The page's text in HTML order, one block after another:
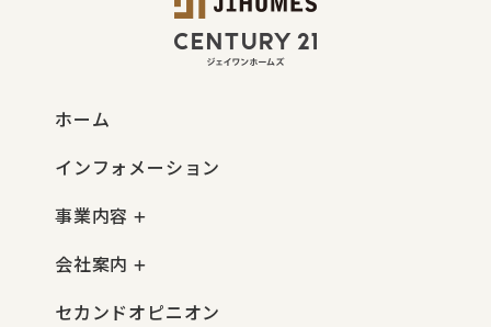
ホーム
インフォメーション
事業内容
会社案内
セカンドオピニオン